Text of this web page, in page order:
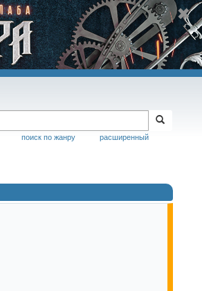
расширенный
поиск по жанру